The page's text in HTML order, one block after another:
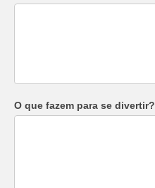
O que fazem para se divertir?